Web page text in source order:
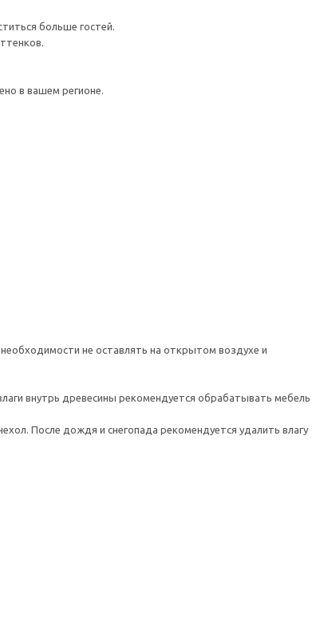
больше гостей.
в вашем регионе.
не оставлять на открытом воздухе и
внутрь древесины рекомендуется обрабатывать мебель
После дождя и снегопада рекомендуется удалить влагу